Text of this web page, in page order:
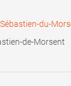
du-
de-Morsent